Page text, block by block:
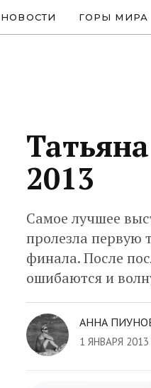
НОВОСТИ ГОРЫ МИРА
2013
Самое лучшее
пролезла первую
финала. После
ошибаются и
АННА
1 ЯНВАРЯ 2013